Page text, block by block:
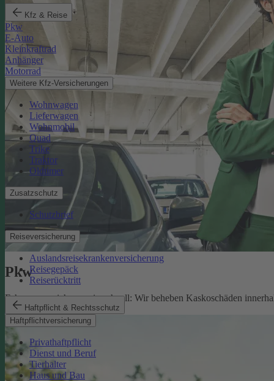
Kfz & Reise
Pkw
E-Auto
Kleinkraftrad
Anhänger
Motorrad
Weitere Kfz-Versicherungen
Wohnwagen
Lieferwagen
Wohnmobil
Quad
Trike
Traktor
Oldtimer
Zusatzschutz
Schutzbrief
Reiseversicherung
Auslandsreisekrankenversicherung
Reisegepäck
Reiserücktritt
Haftpflicht & Rechtsschutz
Haftpflichtversicherung
Privathaftpflicht
Dienst und Beruf
Tierhalter
Haus und Bau
Pkw
Fahrzeugversicherung in schnell: Wir beheben Kaskoschäden
Pkw-Versicherung